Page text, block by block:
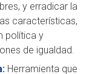
y erradicar la
características,
política y
de igualdad.
Herramienta que